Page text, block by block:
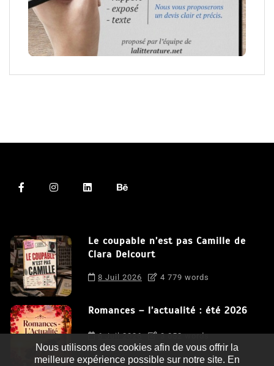
Le coupable n’est pas Camille de
Clara Delcourt
8 Juil 2026 4 779 words
Romances – l’actualité : été 2026
6 Juil 2026 3 052 words
Nous utilisons des cookies afin de vous offrir la
meilleure expérience possible sur notre site. En